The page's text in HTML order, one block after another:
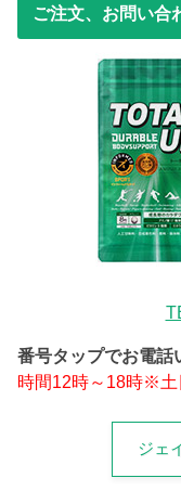
ご注文、お問い合
番号タップでお電話
時間12時～18時※土
ジェ